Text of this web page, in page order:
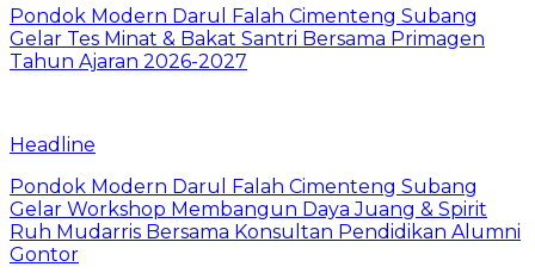
Pondok Modern Darul Falah Cimenteng Subang
Gelar Tes Minat & Bakat Santri Bersama Primagen
Tahun Ajaran 2026-2027
Headline
Pondok Modern Darul Falah Cimenteng Subang
Gelar Workshop Membangun Daya Juang & Spirit
Ruh Mudarris Bersama Konsultan Pendidikan Alumni
Gontor